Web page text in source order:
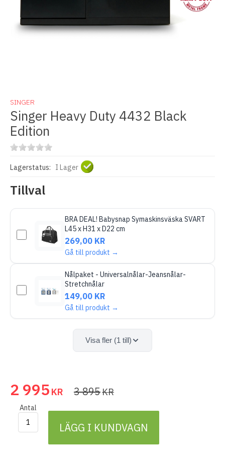
SINGER
Singer Heavy Duty 4432 Black
Edition
Lagerstatus: I Lager
Tillval
BRA DEAL! Babysnap Symaskinsväska SVART
L45 x H31 x D22 cm
269,00 KR
Gå till produkt →
Nålpaket - Universalnålar-Jeansnålar-
Stretchnålar
149,00 KR
Gå till produkt →
Visa fler (1 till)
2 995 KR 3 895KR
Antal
LÄGG I KUNDVAGN